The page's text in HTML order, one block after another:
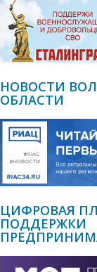
НОВОСТИ
ОБЛАСТИ
ЦИФРОВАЯ
ПОДДЕРЖКИ